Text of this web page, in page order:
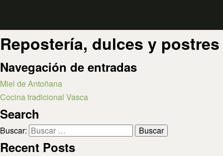
Repostería, dulces y postres
Navegación de entradas
Miel de Antoñana
Cocina tradicional Vasca
Search
Buscar:
Recent Posts